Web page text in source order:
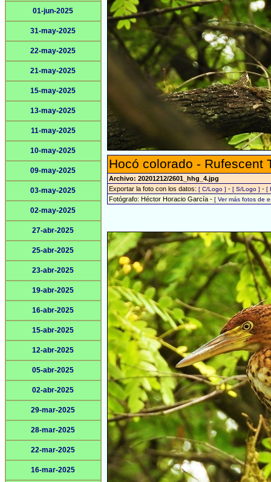
01-jun-2025
31-may-2025
22-may-2025
21-may-2025
15-may-2025
13-may-2025
11-may-2025
10-may-2025
09-may-2025
03-may-2025
02-may-2025
27-abr-2025
25-abr-2025
23-abr-2025
19-abr-2025
16-abr-2025
15-abr-2025
12-abr-2025
05-abr-2025
02-abr-2025
29-mar-2025
28-mar-2025
22-mar-2025
16-mar-2025
Hocó colorado - Rufescent
Archivo: 20201212/2601_hhg_4.jpg
Exportar la foto con los datos: [ C/Logo ] - [ S/Logo ] - [
Fotógrafo: Héctor Horacio García - [ Ver más fotos de